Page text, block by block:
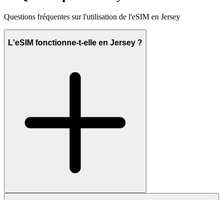
Questions fréquentes sur l'utilisation de l'eSIM en Jersey
L'eSIM fonctionne-t-elle en Jersey ?